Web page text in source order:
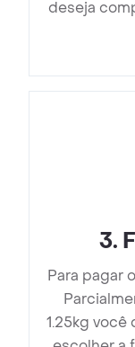
deseja
3.
Para pagar
1.25kg